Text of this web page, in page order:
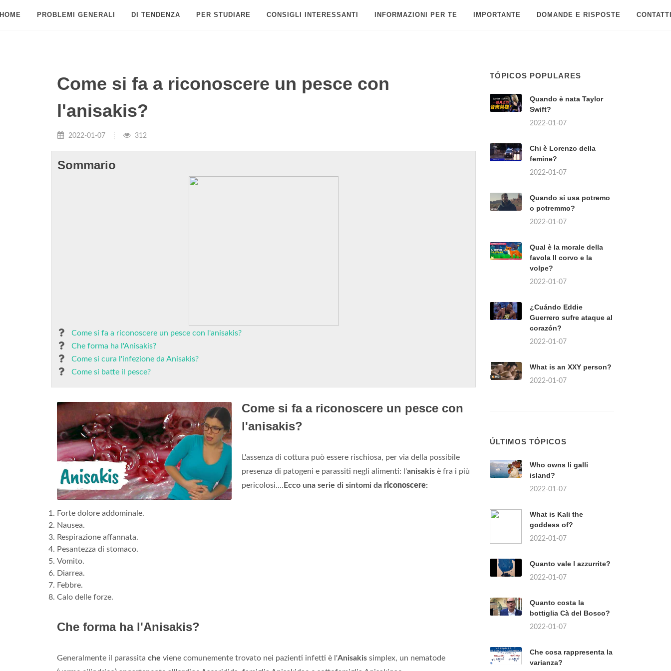
PROBLEMI GENERALI DI TENDENZA PER STUDIARE CONSIGLI INTERESSANTI INFORMAZIONI PER TE IMPORTANTE DOMANDE E RISPOSTE
Come si fa a riconoscere un pesce con
l'anisakis?
2022-01-07 312
Sommario
Come si fa a riconoscere un pesce con l'anisakis?
Che forma ha l'Anisakis?
Come si cura l'infezione da Anisakis?
Come si batte il pesce?
Come si fa a riconoscere un pesce con
l'anisakis?
L'assenza di cottura può essere rischiosa, per via della possibile
presenza di patogeni e parassiti negli alimenti: l'anisakis è fra i più
pericolosi.... Ecco una serie di sintomi da riconoscere:
Forte dolore addominale.
Nausea.
Respirazione affannata.
Pesantezza di stomaco.
Vomito.
Diarrea.
Febbre.
Calo delle forze.
Che forma ha l'Anisakis?
Generalmente il parassita che viene comunemente trovato nei pazienti infetti è l'Anisakis simplex, un nematode
TÓPICOS POPULARES
Quando è nata Taylor
Swift?
2022-01-07
Chi è Lorenzo della
femine?
2022-01-07
Quando si usa potremo
o potremmo?
2022-01-07
Qual è la morale della
favola Il corvo e la
volpe?
2022-01-07
¿Cuándo Eddie
Guerrero sufre ataque al
corazón?
2022-01-07
What is an XXY person?
2022-01-07
ÚLTIMOS TÓPICOS
Who owns li galli
island?
2022-01-07
What is Kali the
goddess of?
2022-01-07
Quanto vale l azzurrite?
2022-01-07
Quanto costa la
bottiglia Cà del Bosco?
2022-01-07
Che cosa rappresenta la
varianza?